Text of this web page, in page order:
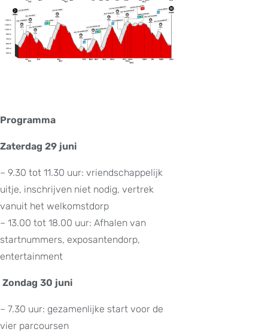
Programma
Zaterdag 29 juni
– 9.30 tot 11.30 uur: vriendschappelijk
uitje, inschrijven niet nodig, vertrek
vanuit het welkomstdorp
– 13.00 tot 18.00 uur: Afhalen van
startnummers, exposantendorp,
entertainment
Zondag 30 juni
– 7.30 uur: gezamenlijke start voor de
vier parcoursen